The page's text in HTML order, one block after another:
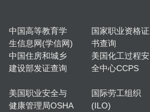
中国高等教育学
生信息网(学信网)
国家职业资格证
书查询
中国住房和城乡
建设部发证查询
美国化工过程安
全中心CCPS
美国职业安全与
健康管理局OSHA
国际劳工组织
(ILO)